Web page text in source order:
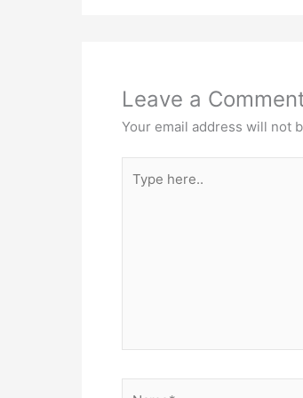
Leave a
Your email address will not
here..